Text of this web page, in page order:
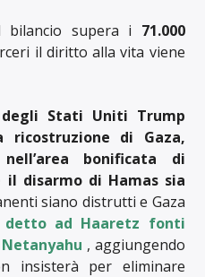
supera i 71.000
il diritto alla vita viene
Stati Uniti Trump
ricostruzione di Gaza,
bonificata di
il disarmo di Hamas sia
siano distrutti e Gaza
detto ad Haaretz fonti
, aggiungendo
insisterà per eliminare